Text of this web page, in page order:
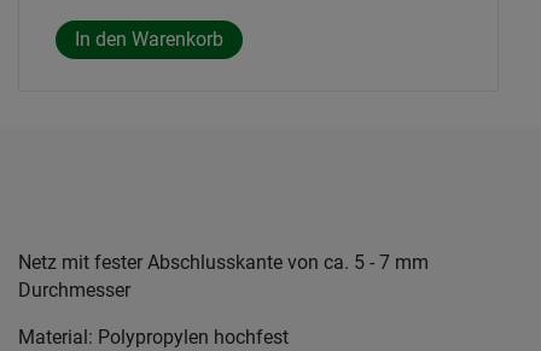
Netz mit fester Abschlusskante von ca. 5 - 7 mm
Durchmesser
Material: Polypropylen hochfest